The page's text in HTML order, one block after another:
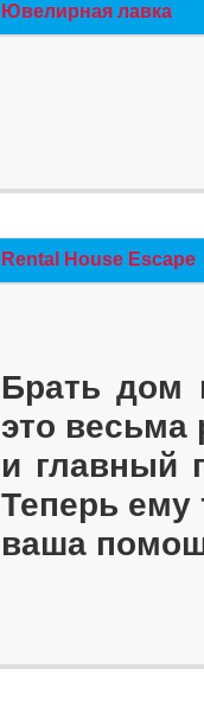
Ювелирная лавка
Rental House Escape
Брать дом
это весьма
и главный
Теперь ему
ваша